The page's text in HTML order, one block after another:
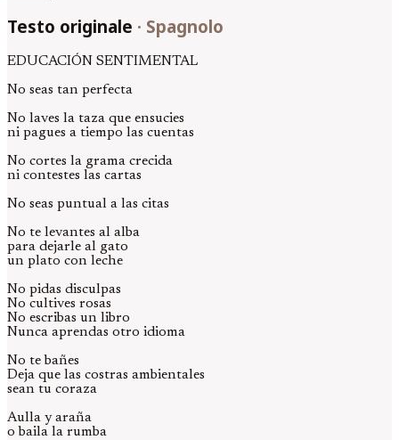
Testo originale · Spagnolo
EDUCACIÓN SENTIMENTAL
No seas tan perfecta
No laves la taza que ensucies
ni pagues a tiempo las cuentas
No cortes la grama crecida
ni contestes las cartas
No seas puntual a las citas
No te levantes al alba
para dejarle al gato
un plato con leche
No pidas disculpas
No cultives rosas
No escribas un libro
Nunca aprendas otro idioma
No te bañes
Deja que las costras ambientales
sean tu coraza
Aulla y araña
o baila la rumba